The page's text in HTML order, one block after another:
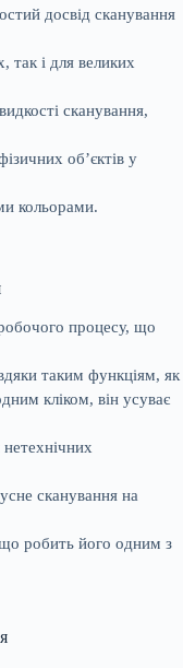
досвід сканування
так і для великих
сканування,
об’єктів у
кольорами.
процесу, що
таким функціям, як
кліком, він усуває
сканування на
робить його одним з